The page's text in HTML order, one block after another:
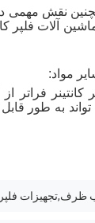
نقش
ماشین آلات
مواد:
کانتینر
تواند به طور
ظرف,تجهیزات